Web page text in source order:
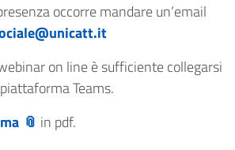
occorre mandare un’email
on line è sufficiente collegarsi
Teams.
in pdf.